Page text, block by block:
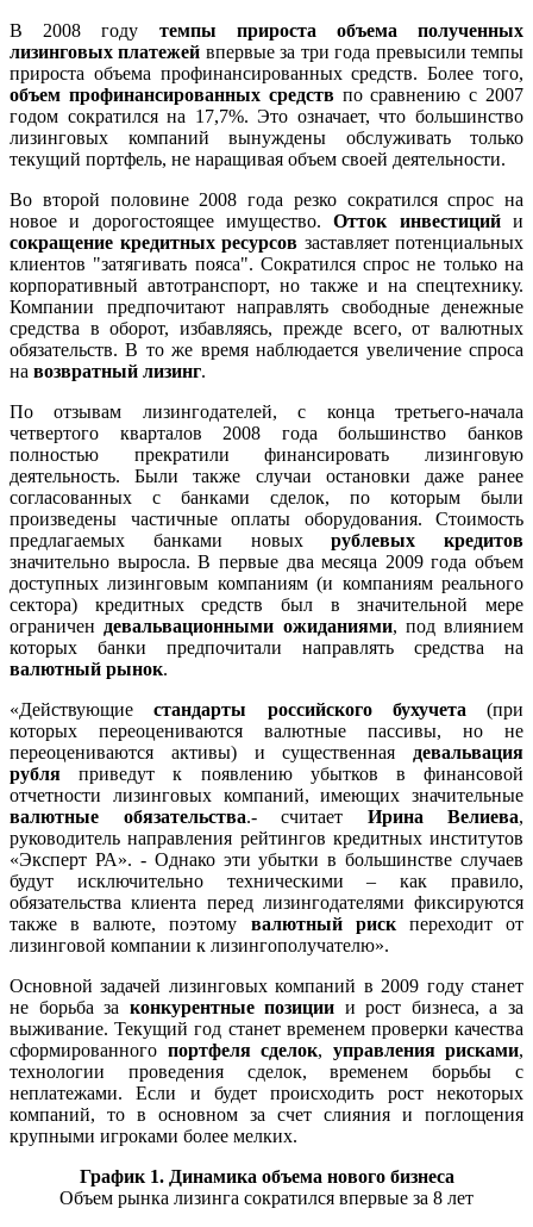
В 2008 году темпы прироста объема полученных
лизинговых платежей впервые за три года превысили темпы
прироста объема профинансированных средств. Более того,
объем профинансированных средствпо сравнению с 2007
годом сократился на 17,7%. Это означает, что большинство
лизинговых компаний вынуждены обслуживать только
текущий портфель, не наращивая объем своей деятельности.
Во второй половине 2008 года резко сократился спрос на
новое и дорогостоящее имущество.Отток инвестицийи
сокращение кредитных ресурсов заставляет потенциальных
клиентов "затягивать пояса". Сократился спрос не только на
корпоративный автотранспорт, но также и на спецтехнику.
Компании предпочитают направлять свободные денежные
средства в оборот, избавляясь, прежде всего, от валютных
обязательств. В то же время наблюдается увеличение спроса
на возвратный лизинг.
По отзывам лизингодателей, с конца третьего-начала
четвертого кварталов 2008 года большинство банков
полностью прекратили финансировать лизинговую
деятельность. Были также случаи остановки даже ранее
согласованных с банками сделок, по которым были
произведены частичные оплаты оборудования. Стоимость
предлагаемых банками новыхрублевых кредитов
значительно выросла. В первые два месяца 2009 года объем
доступных лизинговым компаниям (и компаниям реального
сектора) кредитных средств был в значительной мере
ограничен девальвационными ожиданиями, под влиянием
которых банки предпочитали направлять средства на
валютный рынок.
«Действующиестандарты российского бухучета (при
которых переоцениваются валютные пассивы, но не
переоцениваются активы) и существенная девальвация
рубля приведут к появлению убытков в финансовой
отчетности лизинговых компаний, имеющих значительные
валютные обязательства.- считает Ирина Велиева,
руководитель направления рейтингов кредитных институтов
«Эксперт РА». - Однако эти убытки в большинстве случаев
будут исключительно техническими – как правило,
обязательства клиента перед лизингодателями фиксируются
также в валюте, поэтому валютный рискпереходит от
лизинговой компании к лизингополучателю».
Основной задачей лизинговых компаний в 2009 году станет
не борьба за конкурентные позиции и рост бизнеса, а за
выживание. Текущий год станет временем проверки качества
сформированного портфеля сделок, управления рисками,
технологии проведения сделок, временем борьбы с
неплатежами. Если и будет происходить рост некоторых
компаний, то в основном за счет слияния и поглощения
крупными игроками более мелких.
График 1. Динамика объема нового бизнеса
Объем рынка лизинга сократился впервые за 8 лет